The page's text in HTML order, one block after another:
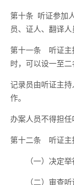
第十条 听证参加
员、证人、翻译人
第十一条 听证主
时，可以设一至二
记录员由听证主
作。
办案人员不得担任
第十二条 听证主
（一）决定举
（二）审查听